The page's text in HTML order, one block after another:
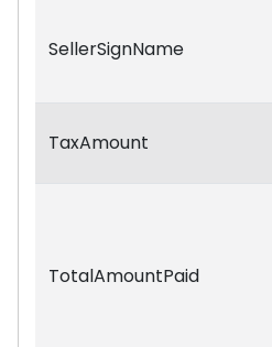
SellerSignName
TaxAmount
TotalAmountPaid